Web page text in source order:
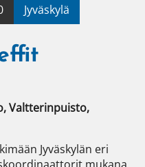
Jyväskylä
Valtterinpuisto,
Jyväskylän eri